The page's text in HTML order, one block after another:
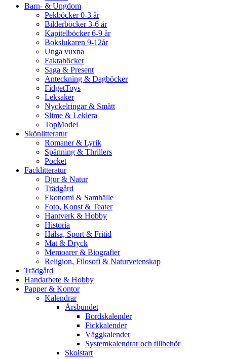
Barn- & Ungdom
Pekböcker 0-3 år
Bilderböcker 3-6 år
Kapitelböcker 6-9 år
Bokslukaren 9-12år
Unga vuxna
Faktaböcker
Saga & Present
Anteckning & Dagböcker
FidgetToys
Leksaker
Nyckelringar & Smått
Slime & Leklera
TopModel
Skönlitteratur
Romaner & Lyrik
Spänning & Thrillers
Pocket
Facklitteratur
Djur & Natur
Trädgård
Ekonomi & Samhälle
Foto, Konst & Teater
Hantverk & Hobby
Historia
Hälsa, Sport & Fritid
Mat & Dryck
Memoarer & Biografier
Religion, Filosofi & Naturvetenskap
Trädgård
Handarbete & Hobby
Papper & Kontor
Kalendrar
Årsbundet
Bordskalender
Fickkalender
Väggkalender
Systemkalendrar och tillbehör
Skolstart